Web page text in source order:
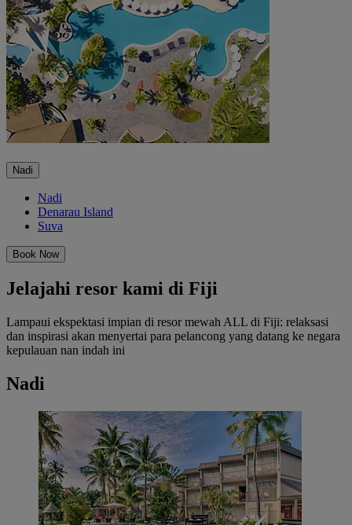
Nadi
Nadi
Denarau Island
Suva
Book Now
Jelajahi resor kami di Fiji
Lampaui ekspektasi impian di resor mewah ALL di Fiji: relaksasi
dan inspirasi akan menyertai para pelancong yang datang ke negara
kepulauan nan indah ini
Nadi